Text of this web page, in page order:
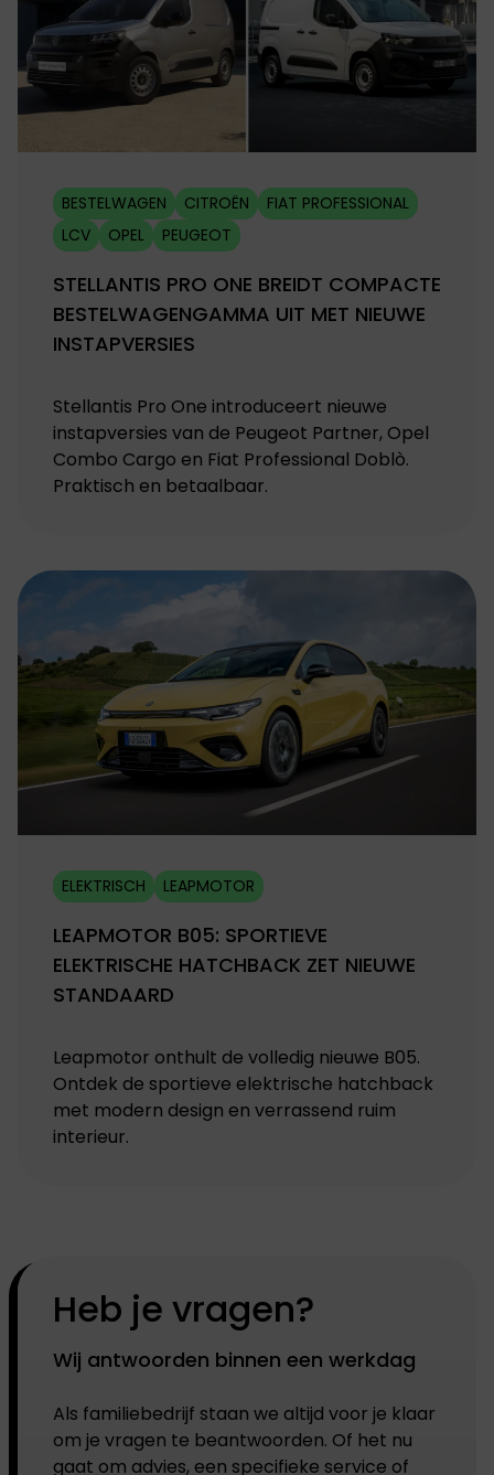
BESTELWAGEN CITROËN
FIAT PROFESSIONAL
LCV
OPEL PEUGEOT
STELLANTIS PRO ONE BREIDT COMPACTE
BESTELWAGENGAMMA UIT MET NIEUWE
INSTAPVERSIES
Stellantis Pro One introduceert nieuwe
instapversies van de Peugeot Partner, Opel
Combo Cargo en Fiat Professional Doblò.
Praktisch en betaalbaar.
ELEKTRISCH LEAPMOTOR
LEAPMOTOR B05: SPORTIEVE
ELEKTRISCHE HATCHBACK ZET NIEUWE
STANDAARD
Leapmotor onthult de volledig nieuwe B05.
Ontdek de sportieve elektrische hatchback
met modern design en verrassend ruim
interieur.
Heb je vragen?
Wij antwoorden binnen een werkdag
Als familiebedrijf staan we altijd voor je klaar
om je vragen te beantwoorden. Of het nu
gaat om advies, een specifieke service of